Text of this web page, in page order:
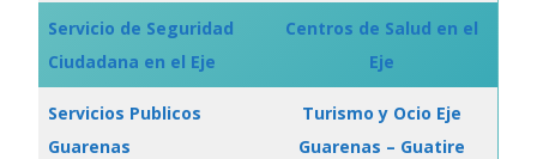
Servicio de Seguridad
Ciudadana en el Eje
Centros de Salud en el
Eje
Servicios Publicos
Guarenas
Turismo y Ocio Eje
Guarenas – Guatire